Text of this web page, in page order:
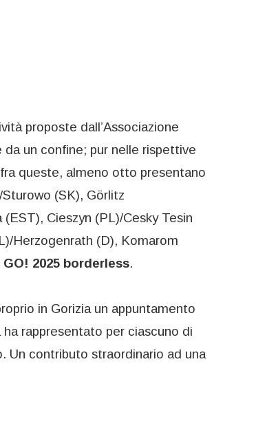
proposte dall’Associazione
un confine; pur nelle rispettive
queste, almeno otto presentano
(SK), Görlitz
Cieszyn (PL)/Cesky Tesin
Herzogenrath (D), Komarom
GO! 2025 borderless.
in Gorizia un appuntamento
rappresentato per ciascuno di
Un contributo straordinario ad una